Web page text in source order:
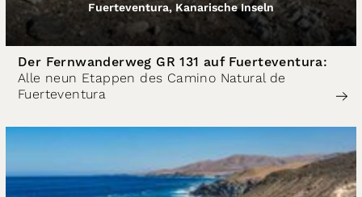
Fuerteventura, Kanarische Inseln
Der Fernwanderweg GR 131 auf Fuerteventura:
Alle neun Etappen des Camino Natural de
Fuerteventura